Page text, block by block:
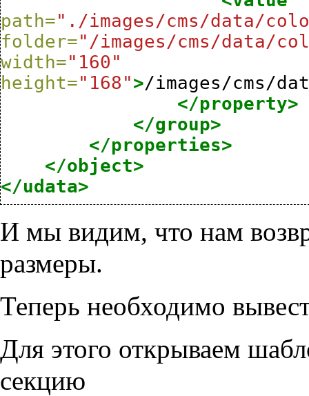
path="./images/cms/data/
folder="/images/cms/data/
width="160"
height="168">/images/cms/
</property>
</group>
</properties>
</object>
</udata>
И мы видим, что нам
размеры.
Теперь необходимо
Для этого открываем
секцию